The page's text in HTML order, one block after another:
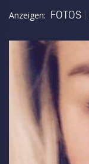
Anzeigen: FOTOS